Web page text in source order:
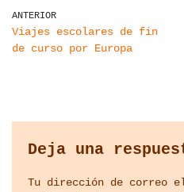
ANTERIOR
Viajes escolares de fin
de curso por Europa
Deja una
Tu dirección de correo